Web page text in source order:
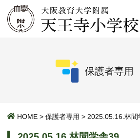
保護者専用
HOME > 保護者専用 > 2025.05.16.林間